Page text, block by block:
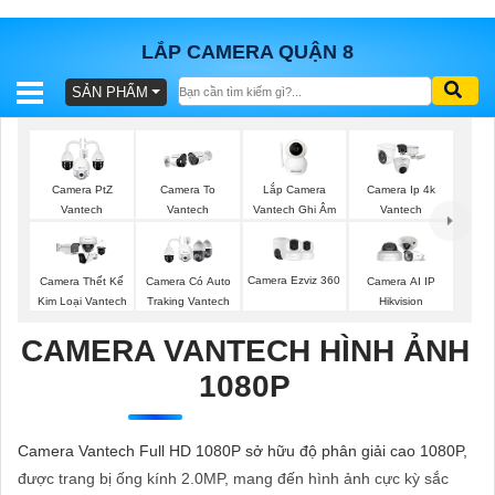
LẮP CAMERA QUẬN 8
BÁO
TRỌN
GÓI
SẢN
LẮP
SẢN PHẨM
Camera PtZ
Vantech
Camera To
Vantech
Lắp Camera
Vantech Ghi Âm
Camera Ip 4k
Vantech
Camera Thết Kế
Kim Loại Vantech
Camera Có Auto
Traking Vantech
Camera Ezviz 360
Camera AI IP
Hikvision
CAMERA VANTECH HÌNH ẢNH
1080P
Camera Vantech Full HD 1080P sở hữu độ phân giải cao 1080P,
được trang bị ống kính 2.0MP, mang đến hình ảnh cực kỳ sắc